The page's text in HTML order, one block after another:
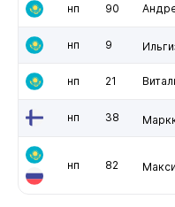
нп 90
нп 9
нп 21
нп 38
нп 82